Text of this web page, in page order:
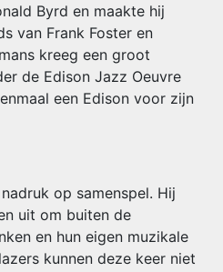
Byrd en maakte hij
van Frank Foster en
kreeg een groot
de Edison Jazz Oeuvre
een Edison voor zijn
op samenspel. Hij
uit om buiten de
en hun eigen muzikale
kunnen deze keer niet